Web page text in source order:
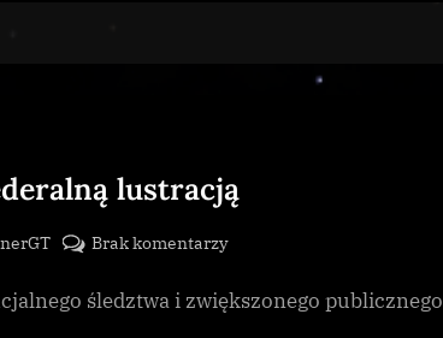
lustracją
Brak komentarzydo
Dalekiego
śledztwa i zwiększonego publicznego